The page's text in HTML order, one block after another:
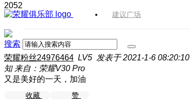
建议广场
搜索
2052
荣耀粉丝24976464 LV5 发表于 2021-1-6 08:20:10
知 来自：荣耀V30 Pro
又是美好的一天，加油
收藏 赞